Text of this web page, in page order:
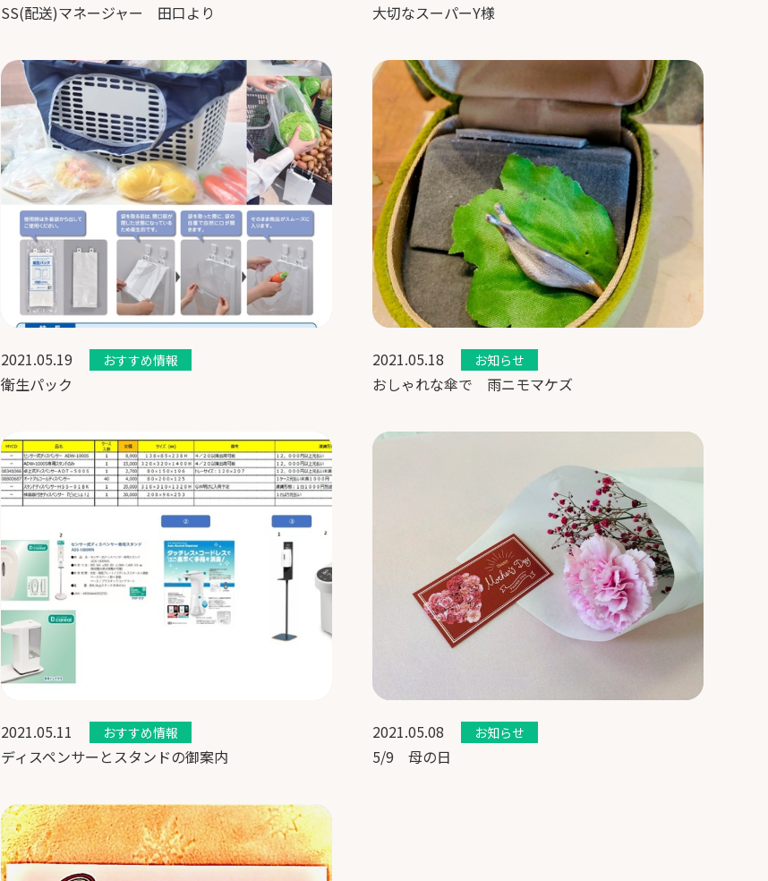
SS(配送)マネージャー 田口より 大切なスーパーY様
2021.05.19 おすすめ情報
衛生パック
2021.05.18 お知らせ
おしゃれな傘で 雨ニモマケズ
2021.05.11 おすすめ情報
ディスペンサーとスタンドの御案内
2021.05.08 お知らせ
5/9 母の日